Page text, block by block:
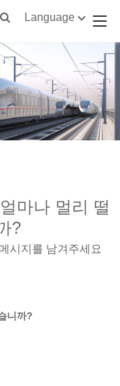
Language
마나 멀리 떨
?
시지를 남겨주세요
니까?